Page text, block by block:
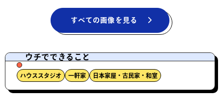
すべての画像を見る
ウチでできること
ハウススタジオ 一軒家 日本家屋・古民家・和室